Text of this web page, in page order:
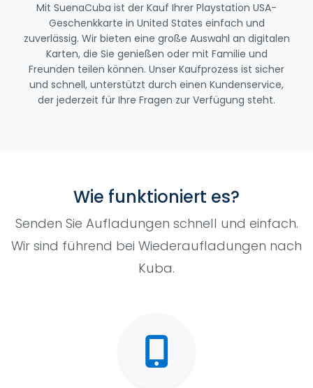
Mit SuenaCuba ist der Kauf Ihrer Playstation USA-
Geschenkkarte in United States einfach und
zuverlässig. Wir bieten eine große Auswahl an digitalen
Karten, die Sie genießen oder mit Familie und
Freunden teilen können. Unser Kaufprozess ist sicher
und schnell, unterstützt durch einen Kundenservice,
der jederzeit für Ihre Fragen zur Verfügung steht.
Wie funktioniert es?
Senden Sie Aufladungen schnell und einfach.
Wir sind führend bei Wiederaufladungen nach
Kuba.